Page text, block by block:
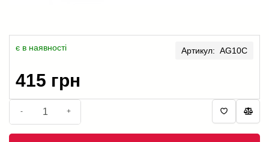
є в наявності Артикул: AG10C
415 грн
- +